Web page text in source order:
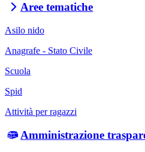
Aree tematiche
Asilo nido
Anagrafe - Stato Civile
Scuola
Spid
Attività per ragazzi
Amministrazione